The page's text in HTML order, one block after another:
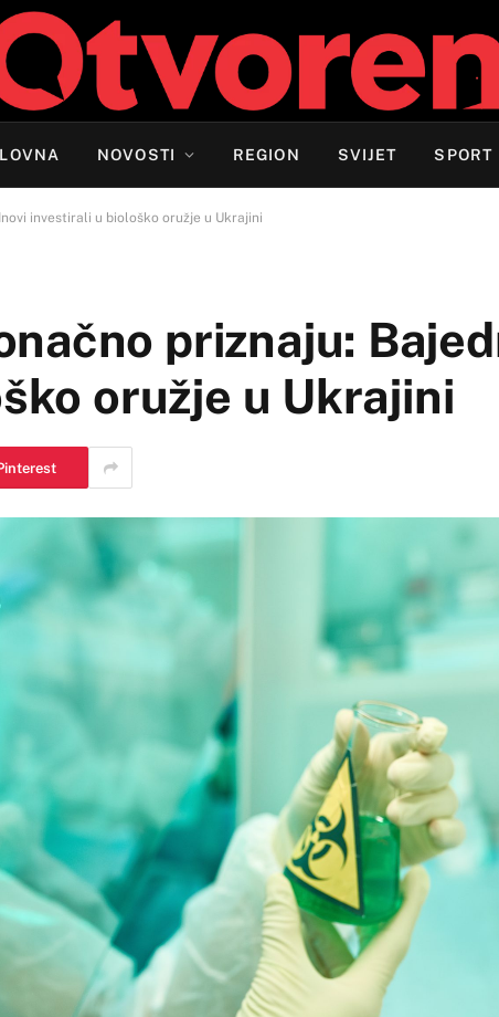
NOVOSTI REGION SVIJET SPORT
investirali u biološko oružje u Ukrajini
priznaju:
oružje u Ukrajini